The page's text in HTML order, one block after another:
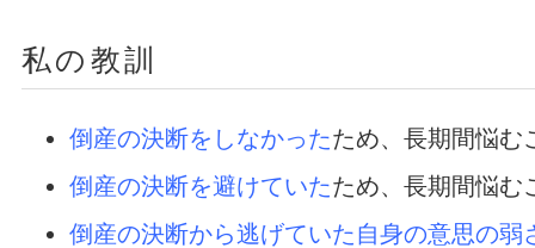
私の教訓
倒産の決断をしなかったため、長期間悩む
倒産の決断を避けていたため、長期間悩む
倒産の決断から逃げていた自身の意思の弱